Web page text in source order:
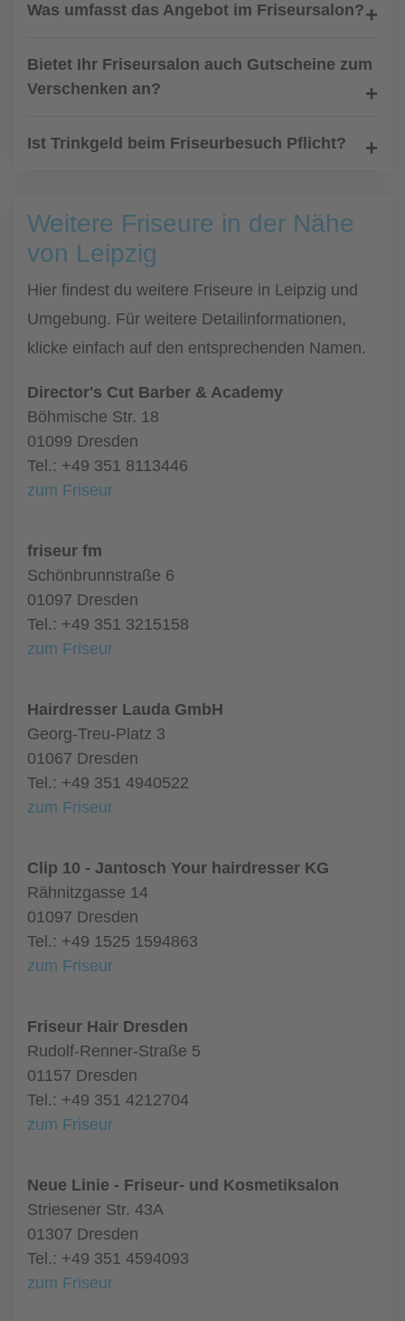
Was umfasst das Angebot im Friseursalon?
Bietet Ihr Friseursalon auch Gutscheine zum
Verschenken an?
Ist Trinkgeld beim Friseurbesuch Pflicht?
Weitere Friseure in der Nähe
von Leipzig
Hier findest du weitere Friseure in Leipzig und
Umgebung. Für weitere Detailinformationen,
klicke einfach auf den entsprechenden Namen.
Director's Cut Barber & Academy
Böhmische Str. 18
01099 Dresden
Tel.: +49 351 8113446
zum Friseur
friseur fm
Schönbrunnstraße 6
01097 Dresden
Tel.: +49 351 3215158
zum Friseur
Hairdresser Lauda GmbH
Georg-Treu-Platz 3
01067 Dresden
Tel.: +49 351 4940522
zum Friseur
Clip 10 - Jantosch Your hairdresser KG
Rähnitzgasse 14
01097 Dresden
Tel.: +49 1525 1594863
zum Friseur
Friseur Hair Dresden
Rudolf-Renner-Straße 5
01157 Dresden
Tel.: +49 351 4212704
zum Friseur
Neue Linie - Friseur- und Kosmetiksalon
Striesener Str. 43A
01307 Dresden
Tel.: +49 351 4594093
zum Friseur